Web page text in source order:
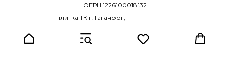
плитка ТК г.Таганрог,
10-й переулок, дом 2
ОГРН 1226100018132
in-status@mail.ru